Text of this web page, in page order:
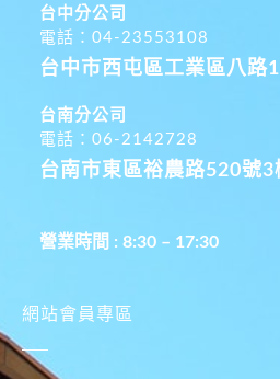
台中分公司
電話：04-23553108
台中市西屯區工業區八路
台南分公司
電話：06-2142728
台南市東區裕農路520號3
營業時間 : 8:30 – 17:30
網站會員專區